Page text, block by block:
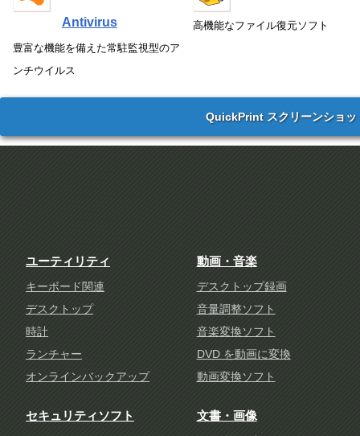
Antivirus
豊富な機能を備えた常駐監視型のア
ンチウイルス
高機能なファイル復元ソフト
QuickPrint スクリーンショッ
ユーティリティ
キーボード関連
デスクトップ
時計
ランチャー
オンラインバックアップ
動画・音楽
デスクトップ録画
音量調整ソフト
音楽変換ソフト
DVD を動画に変換
動画変換ソフト
セキュリティソフト 文書・画像